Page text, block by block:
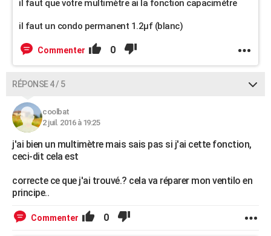
il faut que votre multimètre ai la fonction capacimétre
il faut un condo permanent 1.2µf (blanc)
Commenter 0
RÉPONSE 4 / 5
coolbat
2 juil. 2016 à 19:25
j'ai bien un multimètre mais sais pas si j'ai cette fonction,
ceci-dit cela est
correcte ce que j'ai trouvé.? cela va réparer mon ventilo en
principe..
Commenter 0